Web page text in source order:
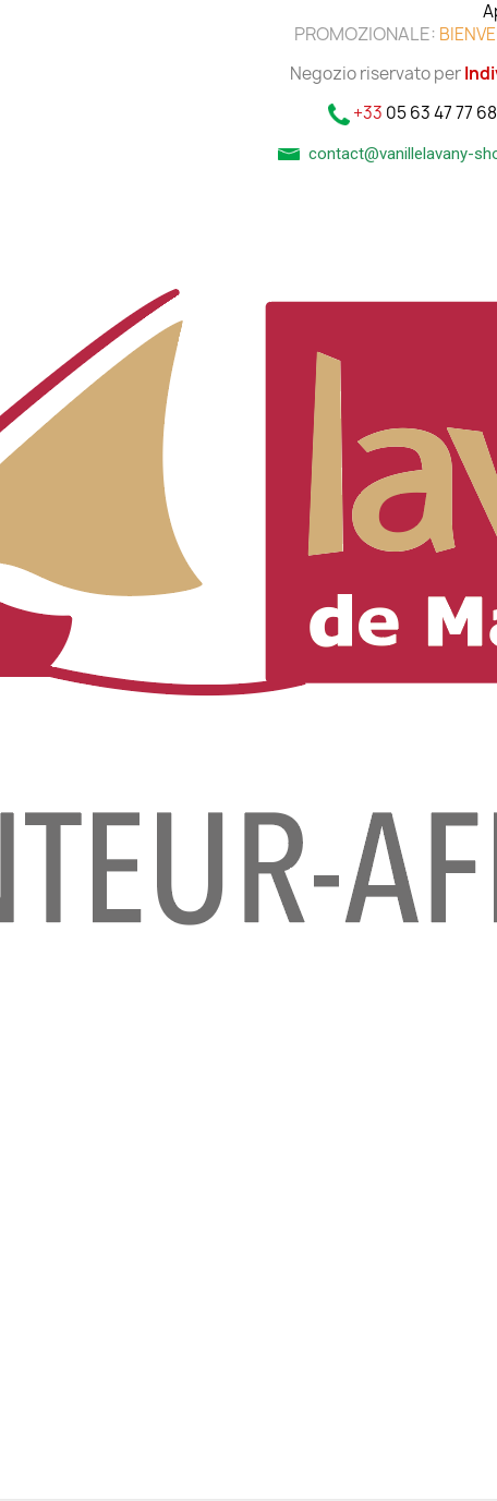
PROMOZIONALE:
Negozio riservato per
+33 05 63 47 77 68
contact@vanillelavany-